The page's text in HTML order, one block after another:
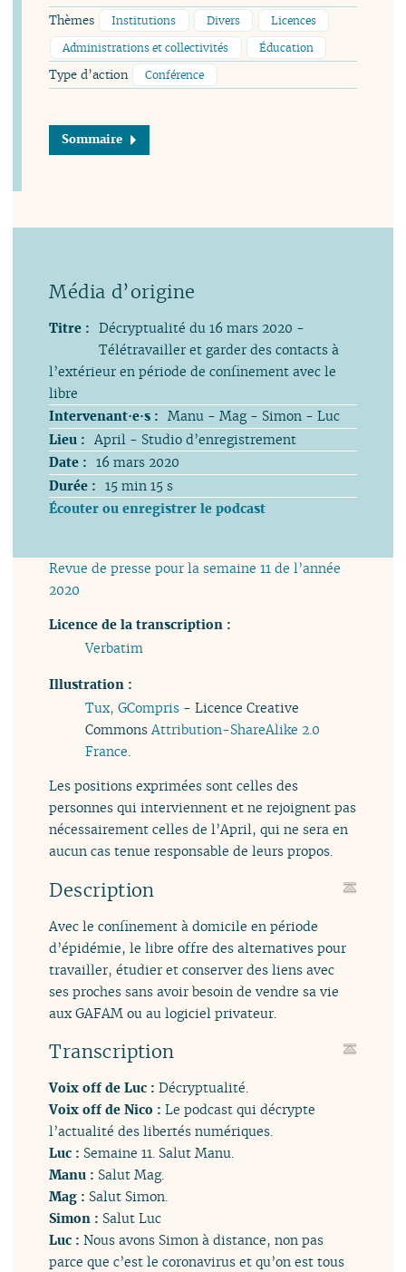
Thèmes Institutions Divers
Licences
Administrations et collectivités
Éducation
Type d’action Conférence
Sommaire
Titre : Décryptualité du 16 mars 2020 -
Télétravailler et garder des contacts à
l’extérieur en période de confinement avec le
libre
Intervenant·e·s : Manu - Mag - Simon - Luc
Lieu : April - Studio d’enregistrement
Date : 16 mars 2020
Durée : 15 min 15 s
Écouter ou enregistrer le podcast
Revue de presse pour la semaine 11 de l’année
2020
Licence de la transcription :
Verbatim
Illustration :
Tux, GCompris - Licence Creative
CommonsAttribution-ShareAlike 2.0
France
Les positions exprimées sont celles des
personnes qui interviennent et ne rejoignent pas
nécessairement celles de l’April, qui ne sera en
aucun cas tenue responsable de leurs propos.
Description
Avec le confinement à domicile en période
d’épidémie, le libre offre des alternatives pour
travailler, étudier et conserver des liens avec
ses proches sans avoir besoin de vendre sa vie
aux GAFAM ou au logiciel privateur.
Transcription
Voix off de Luc :Décryptualité.
Voix off de Nico :Le podcast qui décrypte
l’actualité des libertés numériques.
Luc : Semaine 11. Salut Manu.
Manu : Salut Mag.
Mag : Salut Simon.
Simon : Salut Luc
Luc :Nous avons Simon à distance, non pas
parce que c’est le coronavirus et qu’on est tous